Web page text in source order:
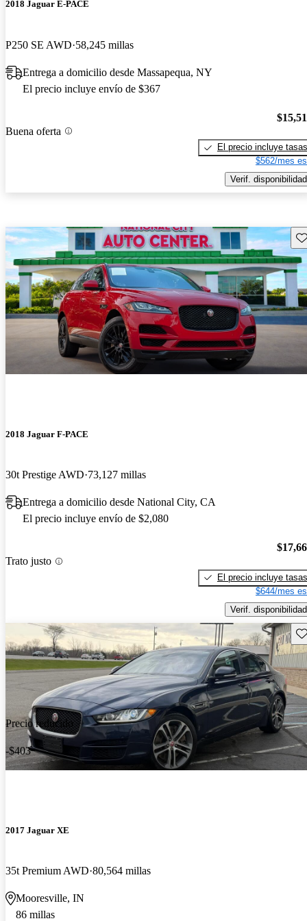
2018 Jaguar E-PACE
P250 SE AWD 58,245 millas
Entrega a domicilio desde Massapequa, NY
El precio incluye envío de $367
Buena oferta
El precio incluye tasas
$562/mes
Verif. disponibilidad
2018 Jaguar F-PACE
30t Prestige AWD 73,127 millas
Entrega a domicilio desde National City, CA
El precio incluye envío de $2,080
Trato justo
El precio incluye tasas
$644/mes
Verif. disponibilidad
Precio reducido
-$403
2017 Jaguar XE
35t Premium AWD 80,564 millas
Mooresville, IN
86 millas